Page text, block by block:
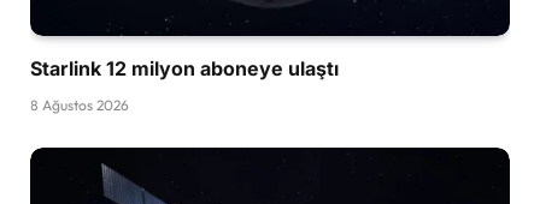
Starlink 12 milyon aboneye ulaştı
8 Ağustos 2026